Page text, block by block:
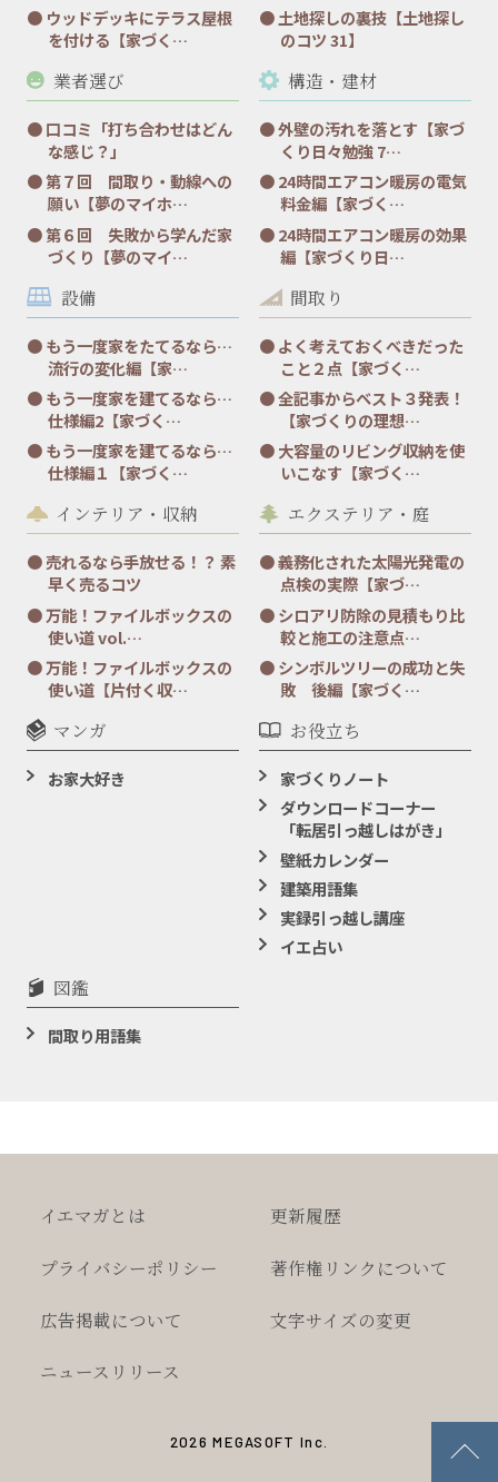
ウッドデッキにテラス屋根
を付ける【家づく…
土地探しの裏技【土地探し
のコツ 31】
業者選び
口コミ「打ち合わせはどん
な感じ？」
第７回 間取り・動線への
願い【夢のマイホ…
第６回 失敗から学んだ家
づくり【夢のマイ…
構造・建材
外壁の汚れを落とす【家づ
くり日々勉強 7…
24時間エアコン暖房の電気
料金編【家づく…
24時間エアコン暖房の効果
編【家づくり日…
設備
もう一度家をたてるなら…
流行の変化編【家…
もう一度家を建てるなら…
仕様編2【家づく…
もう一度家を建てるなら…
仕様編１【家づく…
間取り
よく考えておくべきだった
こと２点【家づく…
全記事からベスト３発表！
【家づくりの理想…
大容量のリビング収納を使
いこなす【家づく…
インテリア・収納
売れるなら手放せる！？ 素
早く売るコツ
万能！ファイルボックスの
使い道 vol.…
万能！ファイルボックスの
使い道【片付く収…
エクステリア・庭
義務化された太陽光発電の
点検の実際【家づ…
シロアリ防除の見積もり比
較と施工の注意点…
シンボルツリーの成功と失
敗 後編【家づく…
マンガ
お家大好き
お役立ち
家づくりノート
ダウンロードコーナー
「転居引っ越しはがき」
壁紙カレンダー
建築用語集
実録引っ越し講座
イエ占い
図鑑
間取り用語集
イエマガとは 更新履歴
プライバシーポリシー 著作権 リンクについて
広告掲載について 文字サイズの変更
ニュースリリース
2026 MEGASOFT Inc.